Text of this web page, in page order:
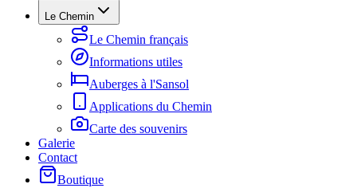
Le Chemin
Le Chemin français
Informations utiles
Auberges à l'Sansol
Applications du Chemin
Carte des souvenirs
Galerie
Contact
Boutique